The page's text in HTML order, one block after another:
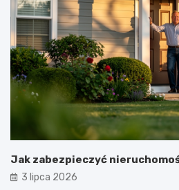
Jak zabezpieczyć
3 lipca 2026